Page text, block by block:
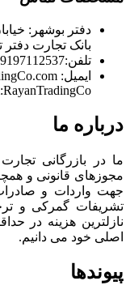
دفتر بوشهر:
بانک تجارت دفتر
تلفن:09127741061
ایمیل:
درباره ما
مجوزهای قانونی و
جهت واردات و
تشریفات گمرکی و
نازلترین هزینه در
اصلی خود می دانیم.
پیوندها